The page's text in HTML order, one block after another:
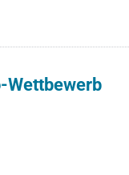
Wettbewerb